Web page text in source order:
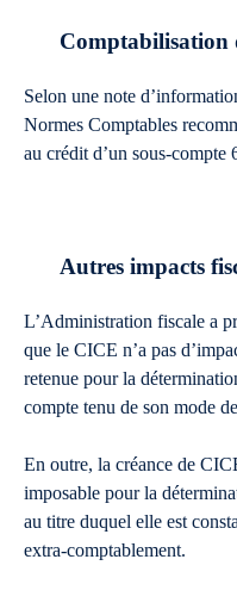
Comptabilisation
Selon une note
Normes Comptables
au crédit d’un sous-compte
Autres impacts
L’Administration fiscale a
que le CICE n’a pas
retenue pour la
compte tenu de son mode
En outre, la créance de
imposable pour la
au titre duquel elle est
extra-comptablement.